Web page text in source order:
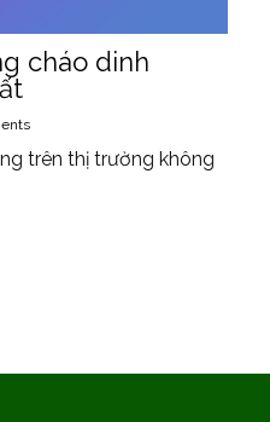
cháo dinh
trên thị trường không